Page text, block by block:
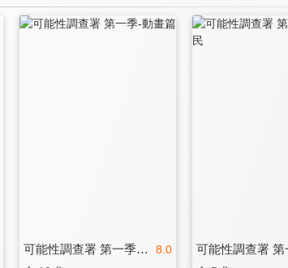
8.0
可能性調查署 第一季-動畫篇